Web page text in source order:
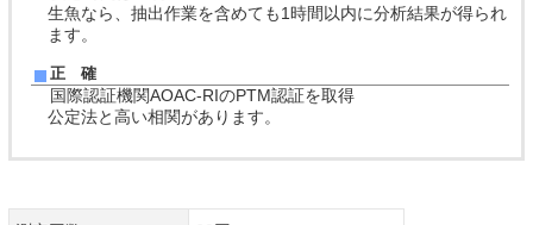
生魚なら、抽出作業を含めても1時間以内に分析結果が得られ
ます。
正 確
国際認証機関AOAC-RIのPTM認証を取得
公定法と高い相関があります。